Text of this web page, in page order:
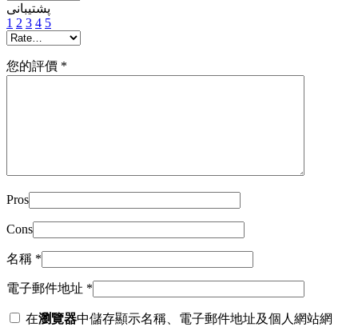
پشتیبانی
1 2 3 4 5
您的評價 *
Pros
Cons
名稱 *
電子郵件地址 *
在瀏覽器中儲存顯示名稱、電子郵件地址及個人網站網